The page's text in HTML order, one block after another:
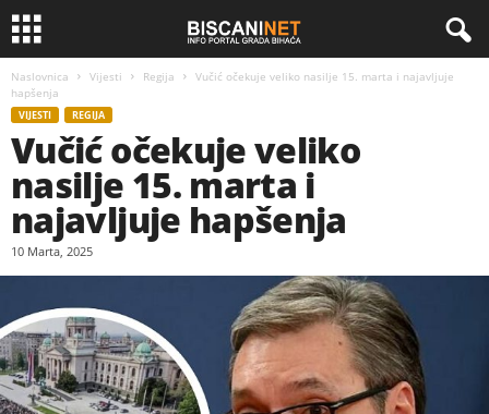
Naslovnica Vijesti Regija
Vučić očekuje veliko nasilje 15. marta i najavljuje
hapšenja
VIJESTI REGIJA
Vučić očekuje veliko
nasilje 15. marta i
najavljuje hapšenja
10 Marta, 2025